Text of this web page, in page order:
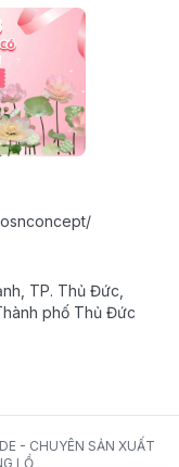
TP. Thủ Đức,
phố Thủ Đức
- CHUYÊN SẢN XUẤT
LỒ